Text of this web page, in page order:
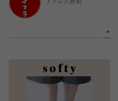
アトレ大井町